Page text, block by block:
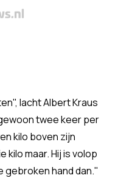
lacht Albert Kraus
twee keer per
kilo boven zijn
kilo maar. Hij is volop
gebroken hand dan."